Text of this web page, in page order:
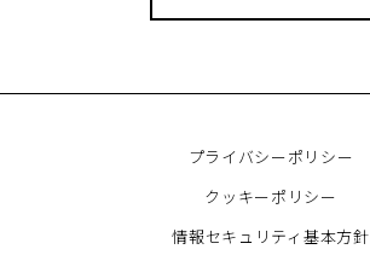
プライバシーポリシー
クッキーポリシー
情報セキュリティ基本方針